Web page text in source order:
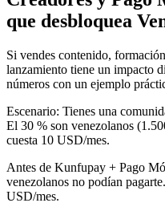
que desbloquea
Si vendes contenido,
lanzamiento tiene un impacto
números con un ejemplo
Escenario: Tienes una
El 30 % son venezolanos
cuesta 10 USD/mes.
Antes de Kunfupay + Pago
venezolanos no podían
USD/mes.